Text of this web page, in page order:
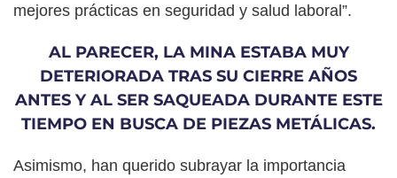
mejores prácticas en seguridad y salud laboral”.
AL PARECER, LA MINA ESTABA MUY
DETERIORADA TRAS SU CIERRE AÑOS
ANTES Y AL SER SAQUEADA DURANTE ESTE
TIEMPO EN BUSCA DE PIEZAS METÁLICAS.
Asimismo, han querido subrayar la importancia